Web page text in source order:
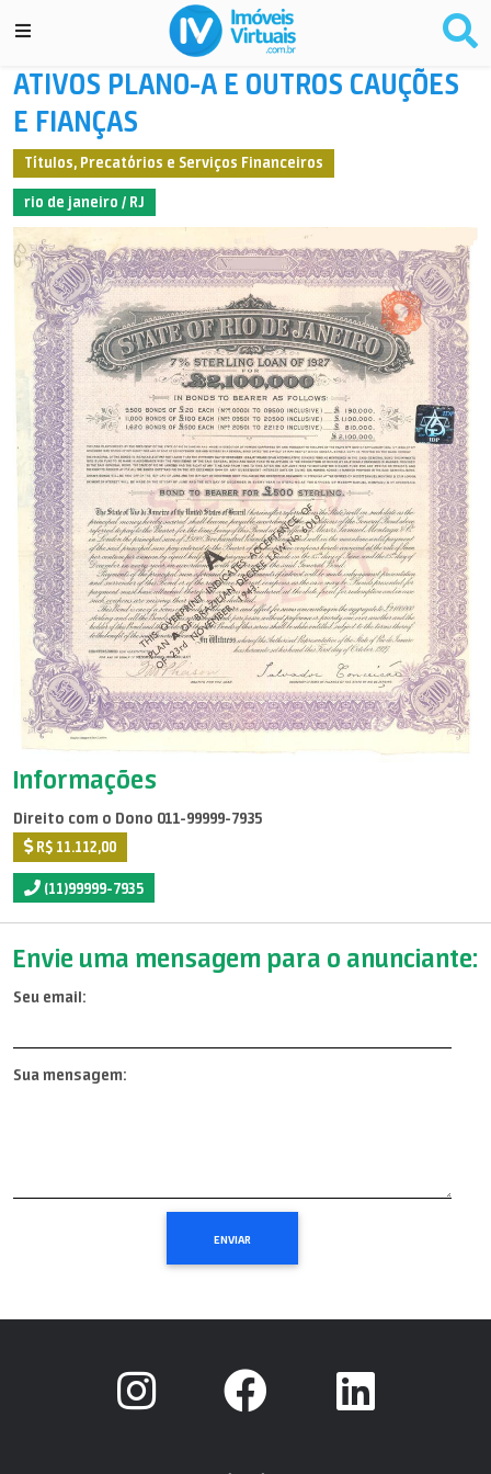
ATIVOS PLANO-A E OUTROS CAUÇÕES
E FIANÇAS
Títulos, Precatórios e Serviços Financeiros
rio de janeiro / RJ
Informações
Direito com o Dono 011-99999-7935
R$ 11.112,00
(11)99999-7935
Envie uma mensagem para o anunciante:
Seu email:
Sua mensagem: